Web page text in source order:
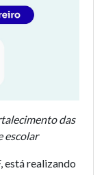
das
escolar
está realizando